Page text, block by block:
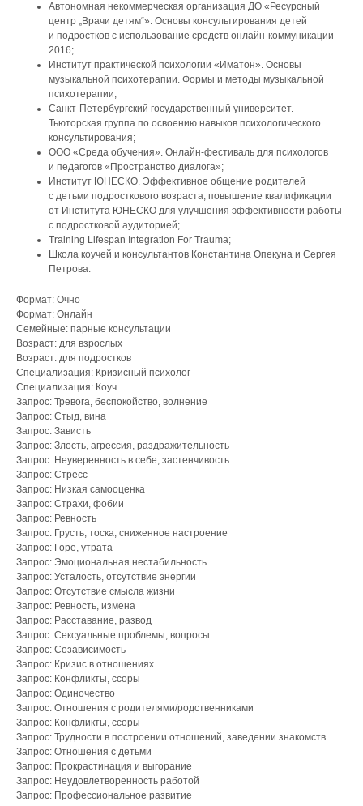
Автономная некоммерческая организация ДО «Ресурсный
центр „Врачи детям“». Основы консультирования детей
и подростков с использование средств онлайн-коммуникации
2016;
Институт практической психологии «Иматон». Основы
музыкальной психотерапии. Формы и методы музыкальной
психотерапии;
Санкт-Петербургский государственный университет.
Тьюторская группа по освоению навыков психологического
консультирования;
ООО «Среда обучения». Онлайн-фестиваль для психологов
и педагогов «Пространство диалога»;
Институт ЮНЕСКО. Эффективное общение родителей
с детьми подросткового возраста, повышение квалификации
от Института ЮНЕСКО для улучшения эффективности работы
с подростковой аудиторией;
Training Lifespan Integration For Trauma;
Школа коучей и консультантов Константина Опекуна и Сергея
Петрова.
Формат: Очно
Формат: Онлайн
Семейные: парные консультации
Возраст: для взрослых
Возраст: для подростков
Специализация: Кризисный психолог
Специализация: Коуч
Запрос: Тревога, беспокойство, волнение
Запрос: Стыд, вина
Запрос: Зависть
Запрос: Злость, агрессия, раздражительность
Запрос: Неуверенность в себе, застенчивость
Запрос: Стресс
Запрос: Низкая самооценка
Запрос: Страхи, фобии
Запрос: Ревность
Запрос: Грусть, тоска, сниженное настроение
Запрос: Горе, утрата
Запрос: Эмоциональная нестабильность
Запрос: Усталость, отсутствие энергии
Запрос: Отсутствие смысла жизни
Запрос: Ревность, измена
Запрос: Расставание, развод
Запрос: Сексуальные проблемы, вопросы
Запрос: Созависимость
Запрос: Кризис в отношениях
Запрос: Конфликты, ссоры
Запрос: Одиночество
Запрос: Отношения с родителями/родственниками
Запрос: Конфликты, ссоры
Запрос: Трудности в построении отношений, заведении знакомств
Запрос: Отношения с детьми
Запрос: Прокрастинация и выгорание
Запрос: Неудовлетворенность работой
Запрос: Профессиональное развитие